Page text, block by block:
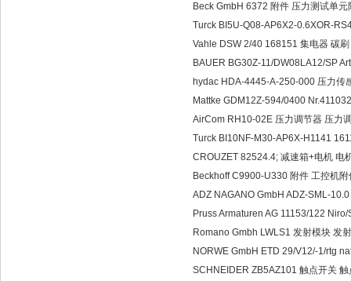
Beck GmbH 6372 附件 压力测试单
Turck BI5U-Q08-AP6X2-0.6XOR-
Vahle DSW 2/40 168151 集电器 碳
BAUER BG30Z-11/DW08LA12/SP
hydac HDA-4445-A-250-000 压力传
Mattke GDM12Z-594/0400
AirCom RH10-02E 压力调节器 压力
Turck BI10NF-M30-AP6X-H1141
CROUZET 82524.4; 减速箱+电机 电
Beckhoff C9900-U330 附件 工控机
ADZ NAGANO GmbH ADZ-SML-
Pruss Armaturen AG 11153/122
Romano Gmbh LWLS1 发射模块 发
NORWE GmbH ETD 29/V12/-1/rtg
SCHNEIDER ZB5AZ101 触点开关